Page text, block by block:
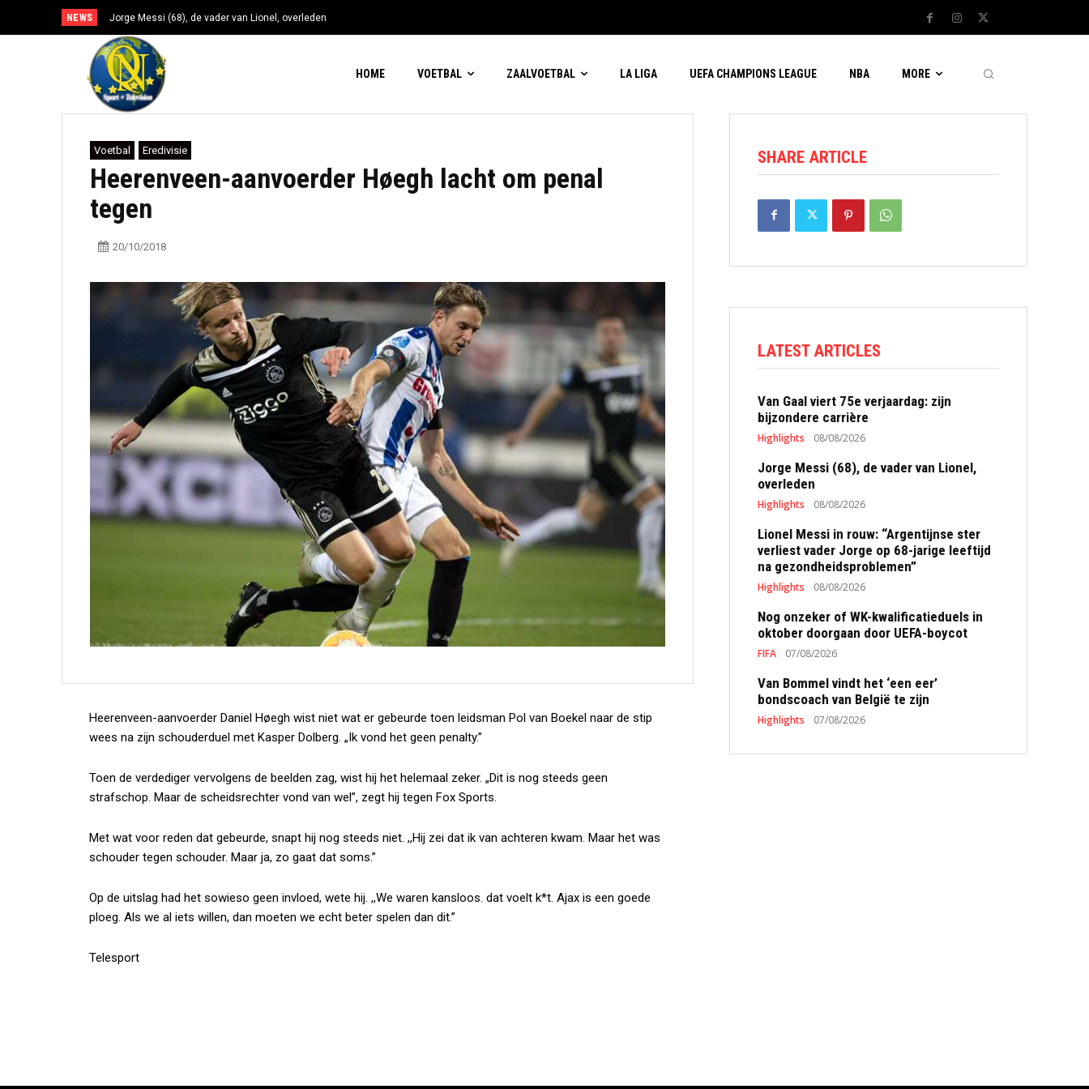
NEWS Jorge Messi (68), de vader van Lionel, overleden
HOME VOETBAL ZAALVOETBAL LA LIGA UEFA CHAMPIONS LEAGUE NBA MORE
Voetbal Eredivisie
Heerenveen-aanvoerder Høegh lacht om penal
tegen
20/10/2018
Heerenveen-aanvoerder Daniel Høegh wist niet wat er gebeurde toen leidsman Pol van Boekel naar de stip
wees na zijn schouderduel met Kasper Dolberg. „Ik vond het geen penalty.”
Toen de verdediger vervolgens de beelden zag, wist hij het helemaal zeker. „Dit is nog steeds geen
strafschop. Maar de scheidsrechter vond van wel”, zegt hij tegen Fox Sports.
Met wat voor reden dat gebeurde, snapt hij nog steeds niet. ,,Hij zei dat ik van achteren kwam. Maar het was
schouder tegen schouder. Maar ja, zo gaat dat soms.”
Op de uitslag had het sowieso geen invloed, wete hij. ,,We waren kansloos. dat voelt k*t. Ajax is een goede
ploeg. Als we al iets willen, dan moeten we echt beter spelen dan dit.”
Telesport
SHARE ARTICLE
LATEST ARTICLES
Van Gaal viert 75e verjaardag: zijn
bijzondere carrière
Highlights 08/08/2026
Jorge Messi (68), de vader van Lionel,
overleden
Highlights 08/08/2026
Lionel Messi in rouw: “Argentijnse ster
verliest vader Jorge op 68-jarige leeftijd
na gezondheidsproblemen”
Highlights 08/08/2026
Nog onzeker of WK-kwalificatieduels in
oktober doorgaan door UEFA-boycot
FIFA 07/08/2026
Van Bommel vindt het ‘een eer’
bondscoach van België te zijn
Highlights 07/08/2026